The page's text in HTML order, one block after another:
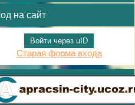
на сайт
Войти через uID
Старая форма входа